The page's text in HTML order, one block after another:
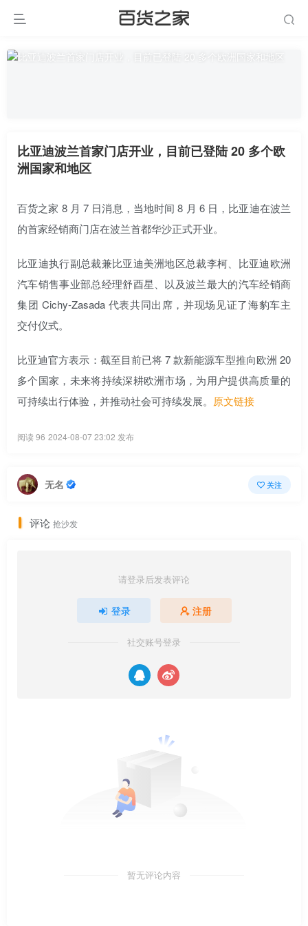
比亚迪波兰首家门店开业，目前已登陆 20 多个欧
洲国家和地区
百货之家 8 月 7 日消息，当地时间 8 月 6 日，比亚迪在波兰
的首家经销商门店在波兰首都华沙正式开业。
比亚迪执行副总裁兼比亚迪美洲地区总裁李柯、比亚迪欧洲
汽车销售事业部总经理舒酉星、以及波兰最大的汽车经销商
集团 Cichy-Zasada 代表共同出席，并现场见证了海豹车主
交付仪式。
比亚迪官方表示：截至目前已将 7 款新能源车型推向欧洲 20
多个国家，未来将持续深耕欧洲市场，为用户提供高质量的
可持续出行体验，并推动社会可持续发展。 原文链接
阅读 96 2024-08-07 23:02 发布
无名 关注
评论 抢沙发
请登录后发表评论
登录 注册
社交账号登录
暂无评论内容